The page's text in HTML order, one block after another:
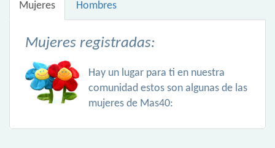
Mujeres Hombres
Mujeres registradas:
Hay un lugar para ti en nuestra
comunidad estos son algunas de las
mujeres de Mas40: